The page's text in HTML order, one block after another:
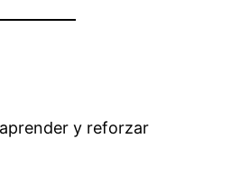
y reforzar